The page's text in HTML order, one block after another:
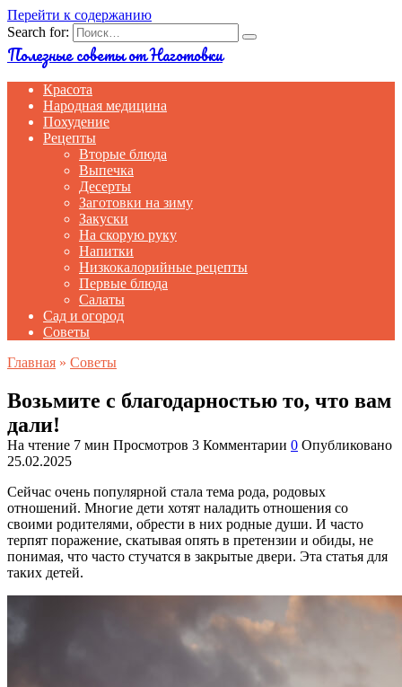
Перейти к содержанию
Search for:
Полезные советы от Наготовки
Красота
Народная медицина
Похудение
Рецепты
Вторые блюда
Выпечка
Десерты
Заготовки на зиму
Закуски
На скорую руку
Напитки
Низкокалорийные рецепты
Первые блюда
Салаты
Сад и огород
Советы
Главная » Советы
Возьмите с благодарностью то, что вам
дали!
На чтение 7 мин Просмотров 3 Комментарии 0 Опубликовано
25.02.2025
Сейчас очень популярной стала тема рода, родовых
отношений. Многие дети хотят наладить отношения со
своими родителями, обрести в них родные души. И часто
терпят поражение, скатывая опять в претензии и обиды, не
понимая, что часто стучатся в закрытые двери. Эта статья для
таких детей.